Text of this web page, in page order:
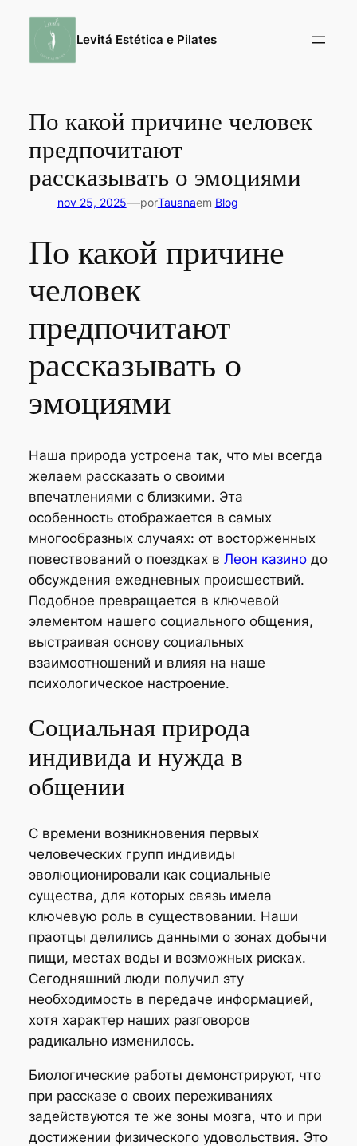
Levitá Estética e Pilates
По какой причине человек
предпочитают
рассказывать о эмоциями
nov 25, 2025—porTauanaem Blog
По какой причине
человек
предпочитают
рассказывать о
эмоциями
Наша природа устроена так, что мы всегда
желаем рассказать о своими
впечатлениями с близкими. Эта
особенность отображается в самых
многообразных случаях: от восторженных
повествований о поездках в Леон казинодо
обсуждения ежедневных происшествий.
Подобное превращается в ключевой
элементом нашего социального общения,
выстраивая основу социальных
взаимоотношений и влияя на наше
психологическое настроение.
Социальная природа
индивида и нужда в
общении
С времени возникновения первых
человеческих групп индивиды
эволюционировали как социальные
существа, для которых связь имела
ключевую роль в существовании. Наши
праотцы делились данными о зонах добычи
пищи, местах воды и возможных рисках.
Сегодняшний люди получил эту
необходимость в передаче информацией,
хотя характер наших разговоров
радикально изменилось.
Биологические работы демонстрируют, что
при рассказе о своих переживаниях
задействуются те же зоны мозга, что и при
достижении физического удовольствия. Это